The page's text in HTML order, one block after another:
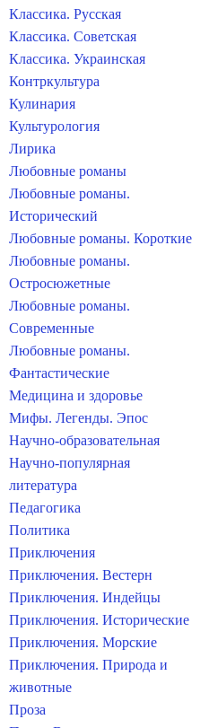
Классика. Русская
Классика. Советская
Классика. Украинская
Контркультура
Кулинария
Культурология
Лирика
Любовные романы
Любовные романы.
Исторический
Любовные романы. Короткие
Любовные романы.
Остросюжетные
Любовные романы.
Современные
Любовные романы.
Фантастические
Медицина и здоровье
Мифы. Легенды. Эпос
Научно-образовательная
Научно-популярная
литература
Педагогика
Политика
Приключения
Приключения. Вестерн
Приключения. Индейцы
Приключения. Исторические
Приключения. Морские
Приключения. Природа и
животные
Проза